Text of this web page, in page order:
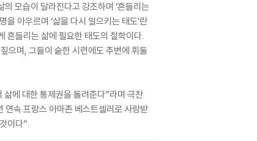
모습이 달라진다고 강조하며 ‘흔들리는
아우르며 ‘삶을 다시 일으키는 태도’란
흔들리는 삶에 필요한 태도의 철학이다.
으며, 그들이 숱한 시련에도 주변에 휘둘
삶에 대한 통제권을 돌려준다”라며 극찬
연속 프랑스 아마존 베스트셀러로 사랑받
이다”.